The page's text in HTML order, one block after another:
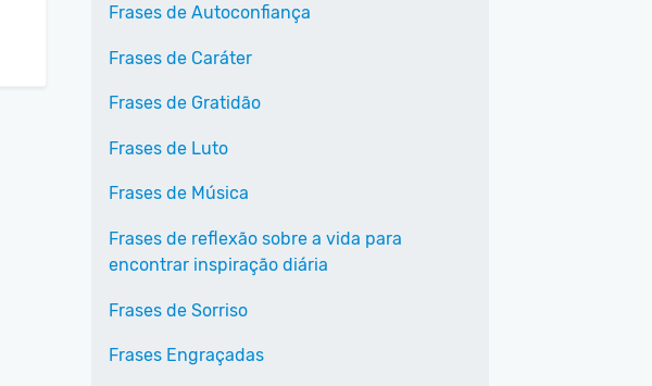
Frases de Autoconfiança
Frases de Caráter
Frases de Gratidão
Frases de Luto
Frases de Música
Frases de reflexão sobre a vida para
encontrar inspiração diária
Frases de Sorriso
Frases Engraçadas